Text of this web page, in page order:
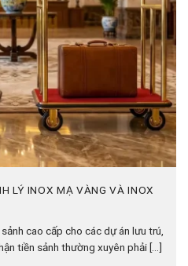
LÝ INOX MẠ VÀNG VÀ INOX
cao cấp cho các dự án lưu trú,
tiền sảnh thường xuyên phải [...]